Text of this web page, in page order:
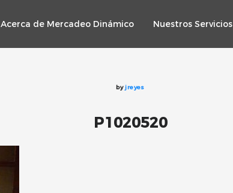
Acerca de Mercadeo Dinámico Nuestros Servicios
byjreyes
P1020520